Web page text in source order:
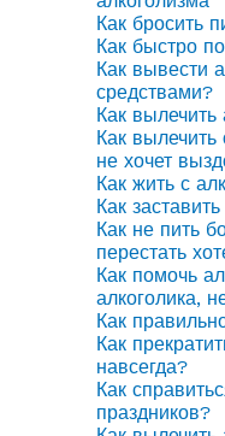
Как бросить
Как быстро
Как вывести
средствами?
Как вылечить
Как вылечить
не хочет
Как жить с
Как
Как не пить
перестать
Как помочь
алкоголика,
Как
Как
навсегда?
Как
праздников?